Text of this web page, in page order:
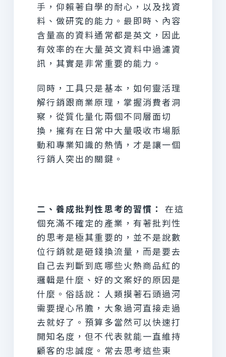
手，仰賴著自學的耐心，以及找資
料、做研究的能力。最即時、內容
含量高的資料通常都是英文，因此
有效率的在大量英文資料中過濾資
訊，其實是非常重要的能力。
同時，工具只是基本，如何靈活理
解行銷跟商業原理，掌握消費者洞
察，從質化量化兩個不同層面切
換，擁有在日常中大量吸收市場脈
動和專業知識的熱情，才是讓一個
行銷人突出的關鍵。
二、養成批判性思考的習慣： 在這
個充滿不確定的產業，有著批判性
的思考是極其重要的，並不是說數
位行銷就是砸錢換流量，而是要去
自己去判斷到底哪些火熱商品紅的
邏輯是什麼、好的文案好的原因是
什麼。俗話說：人類摸著石頭過河
需要提心吊膽，大象過河直接走過
去就好了。預算多當然可以快速打
開知名度，但不代表就能一直維持
顧客的忠誠度。常去思考這些東